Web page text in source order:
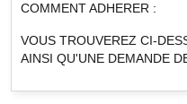
COMMENT ADHERER :
VOUS TROUVEREZ CI-
AINSI QU'UNE DEMANDE